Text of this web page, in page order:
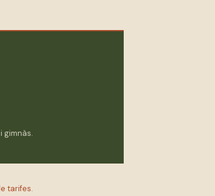
gimnàs.
tarifes.